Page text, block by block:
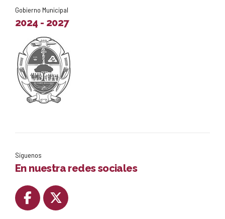
3
Gobierno Municipal
2024 - 2027
Síguenos
En nuestra redes sociales